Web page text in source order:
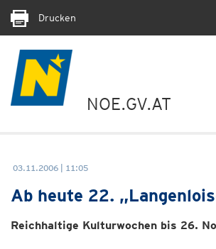
Drucken
NOE.GV.AT
03.11.2006 | 11:05
Ab heute 22.
Reichhaltige Kulturwochen bis 26.